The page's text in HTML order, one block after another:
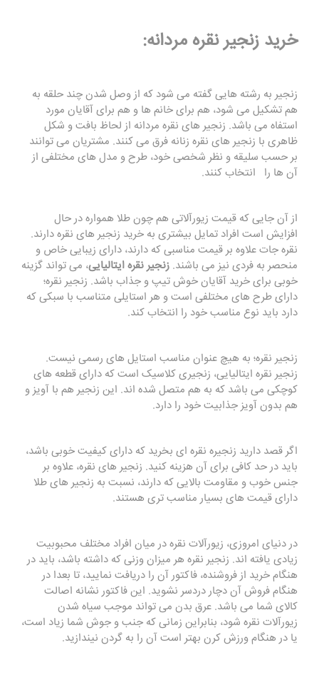
خرید زنجیر نقره مردانه:
زنجیر به رشته هایی گفته می شود که از وصل شدن چند حلقه به
هم تشکیل می شود، هم برای خانم ها و هم برای آقایان مورد
استفاه می باشد. زنجیر های نقره مردانه از لحاظ بافت و شکل
ظاهری با زنجیر های نقره زنانه فرق می کنند. مشتریان می توانند
بر حسب سلیقه و نظر شخصی خود، طرح و مدل های مختلفی از
آن ها را انتخاب کنند.
از آن جایی که قیمت زیورآلاتی هم چون طلا همواره در حال
افزایش است افراد تمایل بیشتری به خرید زنجیر های نقره دارند.
نقره جات علاوه بر قیمت مناسبی که دارند، دارای زیبایی خاص و
منحصر به فردی نیز می باشند. زنجیر نقره ایتالیایی، می تواند گزینه
خوبی برای خرید آقایان خوش تیپ و جذاب باشد. زنجیر نقره؛
دارای طرح های مختلفی است و هر استایلی متناسب با سبکی که
دارد باید نوع مناسب خود را انتخاب کند.
زنجیر نقره؛ به هیچ عنوان مناسب استایل های رسمی نیست.
زنجیر نقره ایتالیایی، زنجیری کلاسیک است که دارای قطعه های
کوچکی می باشد که به هم متصل شده اند. این زنجیر هم با آویز و
هم بدون آویز جذابیت خود را دارد.
اگر قصد دارید زنجیره نقره ای بخرید که دارای کیفیت خوبی باشد،
باید در حد کافی برای آن هزینه کنید. زنجیر های نقره، علاوه بر
جنس خوب و مقاومت بالایی که دارند، نسبت به زنجیر های طلا
دارای قیمت های بسیار مناسب تری هستند.
در دنیای امروزی، زیورآلات نقره در میان افراد مختلف محبوبیت
زیادی یافته اند. زنجیر نقره هر میزان وزنی که داشته باشد، باید در
هنگام خرید از فروشنده، فاکتور آن را دریافت نمایید، تا بعدا در
هنگام فروش آن دچار دردسر نشوید. این فاکتور نشانه اصالت
کالای شما می باشد. عرق بدن می تواند موجب سیاه شدن
زیورآلات نقره شود، بنابراین زمانی که جنب و جوش شما زیاد است،
یا در هنگام ورزش کرن بهتر است آن را به گردن نیندازید.